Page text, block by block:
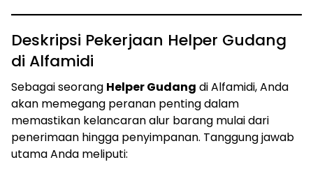
Deskripsi Pekerjaan Helper Gudang
di Alfamidi
Sebagai seorang Helper Gudang di Alfamidi, Anda
akan memegang peranan penting dalam
memastikan kelancaran alur barang mulai dari
penerimaan hingga penyimpanan. Tanggung jawab
utama Anda meliputi: